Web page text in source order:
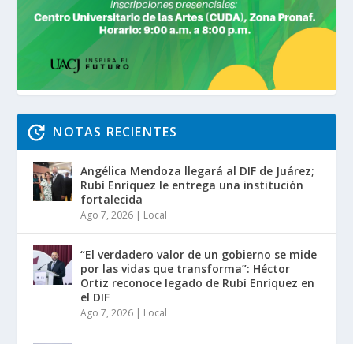
NOTAS RECIENTES
Angélica Mendoza llegará al DIF de Juárez;
Rubí Enríquez le entrega una institución
fortalecida
Ago 7, 2026 | Local
“El verdadero valor de un gobierno se mide
por las vidas que transforma”: Héctor
Ortiz reconoce legado de Rubí Enríquez en
el DIF
Ago 7, 2026 | Local